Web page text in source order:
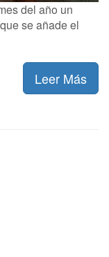
del año un
se añade el
Leer Más